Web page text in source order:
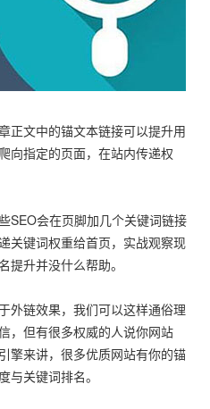
正文中的锚文本链接可以提升用
向指定的页面，在站内传递权
SEO会在页脚加几个关键词链接
关键词权重给首页，实战观察现
提升并没什么帮助。
外链效果，我们可以这样通俗理
，但有很多权威的人说你网站
擎来讲，很多优质网站有你的锚
与关键词排名。